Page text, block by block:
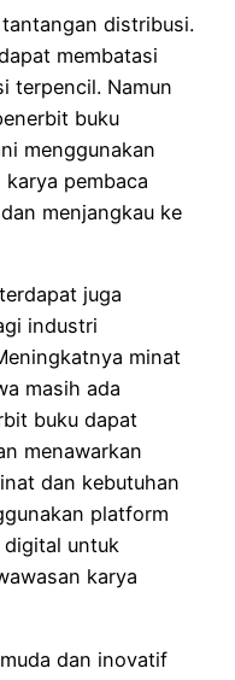
distribusi.
membatasi
terpencil. Namun
buku
menggunakan
pembaca
menjangkau ke
juga
industri
minat
masih ada
buku dapat
menawarkan
dan kebutuhan
platform
digital untuk
karya
dan inovatif